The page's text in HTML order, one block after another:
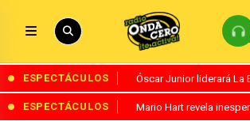
ESPECTÁCULOS Óscar Junior liderará
ESPECTÁCULOS Mario Hart revela